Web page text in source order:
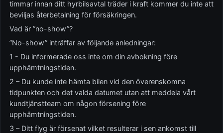
timmar innan ditt hyrbilsavtal träder i kraft kommer du inte att
beviljas återbetalning för försäkringen.
Vad är ”no-show”?
”No-show” inträffar av följande anledningar:
1 - Du informerade oss inte om din avbokning före
upphämtningstiden.
2 – Du kunde inte hämta bilen vid den överenskomna
tidpunkten och det valda datumet utan att meddela vårt
kundtjänstteam om någon försening före
upphämtningstiden.
3 – Ditt flyg är försenat vilket resulterar i sen ankomst till